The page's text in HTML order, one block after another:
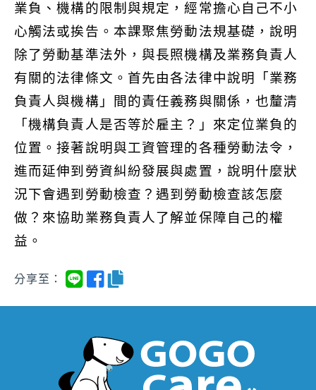
業負、機構的限制與規定，經常擔心自己不小
心觸法或挨告。本課聚焦勞動法規基礎，說明
除了勞動基準法外，與長照機構及業務負責人
有關的法律條文。首先由各法律中說明「業務
負責人與機構」間的責任義務與關係，也釐清
「機構負責人是否等於雇主？」來定位業負的
位置。接著說明與工資管理的各種勞動法令，
進而延伸到勞資糾紛發展與處置，說明什麼狀
況下會遇到勞動檢查？遇到勞動檢查該怎麼
做？來協助業務負責人了解並保障自己的權
益。
分享至：